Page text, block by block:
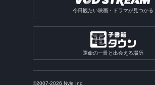
今日観たい映画・ドラマが見つかる
運命の一冊と出会える場所
©2007-2026 Nyle Inc.